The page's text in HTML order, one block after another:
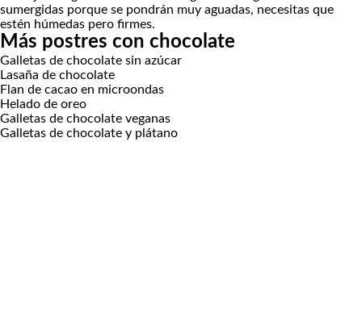
sumergidas porque se pondrán muy aguadas, necesitas que
estén húmedas pero firmes.
Más postres con chocolate
Galletas de chocolate sin azúcar
Lasaña de chocolate
Flan de cacao en microondas
Helado de oreo
Galletas de chocolate veganas
Galletas de chocolate y plátano